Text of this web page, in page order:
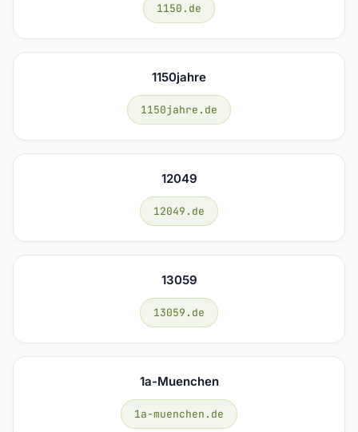
1150.de
1150jahre
1150jahre.de
12049
12049.de
13059
13059.de
1a-Muenchen
1a-muenchen.de